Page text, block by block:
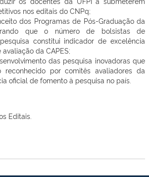
nos editais do CNPq;
dos Programas de Pós-Graduação da
que o número de bolsistas de
constitui indicador de excelência
da CAPES;
das pesquisa inovadoras que
reconhecido por comitês avaliadores da
oficial de fomento à pesquisa no país.
Editais.